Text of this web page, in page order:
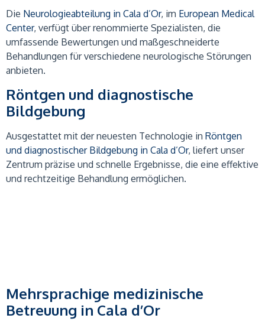
Die Neurologieabteilung in Cala d’Or, im European Medical
Center, verfügt über renommierte Spezialisten, die
umfassende Bewertungen und maßgeschneiderte
Behandlungen für verschiedene neurologische Störungen
anbieten.
Röntgen und diagnostische
Bildgebung
Ausgestattet mit der neuesten Technologie in Röntgen
und diagnostischer Bildgebung in Cala d’Or, liefert unser
Zentrum präzise und schnelle Ergebnisse, die eine effektive
und rechtzeitige Behandlung ermöglichen.
Mehrsprachige medizinische
Betreuung in Cala d’Or